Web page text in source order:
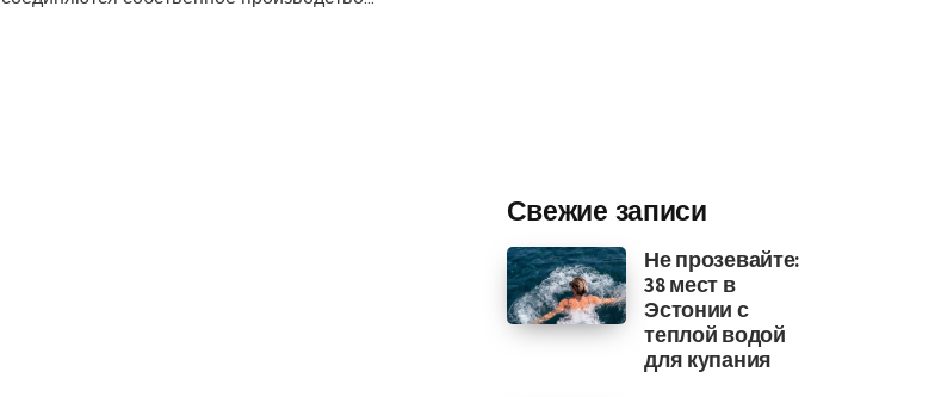
Свежие записи
Не прозевайте:
38 мест в
Эстонии с
теплой водой
для купания